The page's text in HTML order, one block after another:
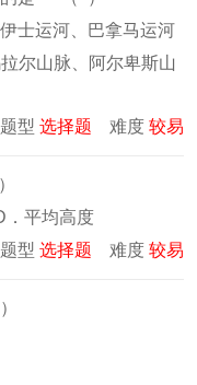
士运河、巴拿马运河
尔山脉、阿尔卑斯山
题型 选择题 难度 较易
．平均高度
题型 选择题 难度 较易